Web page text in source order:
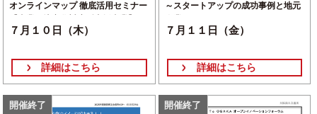
オンラインマップ 徹底活用セミナー
７月１０日（木）
詳細はこちら
～スタートアップの成功事例と地元
７月１１日（金）
詳細はこちら
開催終了 開催終了